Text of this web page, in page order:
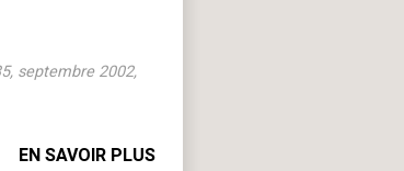
septembre 2002,
EN SAVOIR PLUS